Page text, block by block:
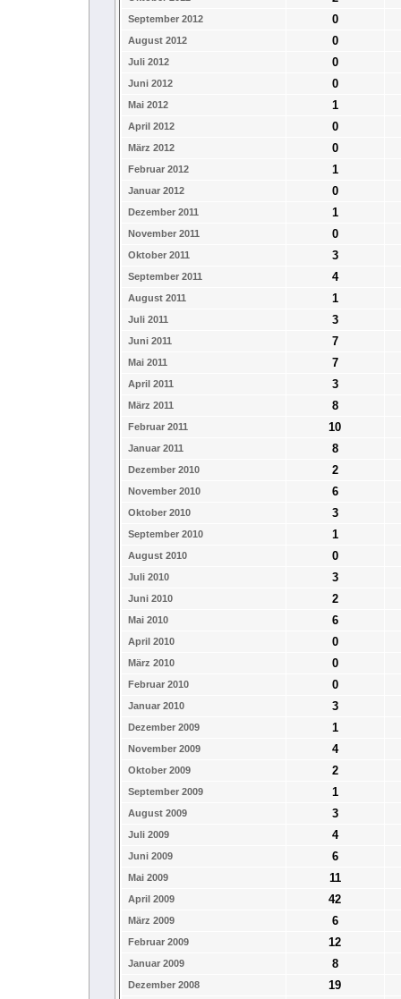
September 2012 0
August 2012 0
Juli 2012 0
Juni 2012 0
Mai 2012 1
April 2012 0
März 2012 0
Februar 2012 1
Januar 2012 0
Dezember 2011 1
November 2011 0
Oktober 2011 3
September 2011 4
August 2011 1
Juli 2011 3
Juni 2011 7
Mai 2011 7
April 2011 3
März 2011 8
Februar 2011 10
Januar 2011 8
Dezember 2010 2
November 2010 6
Oktober 2010 3
September 2010 1
August 2010 0
Juli 2010 3
Juni 2010 2
Mai 2010 6
April 2010 0
März 2010 0
Februar 2010 0
Januar 2010 3
Dezember 2009 1
November 2009 4
Oktober 2009 2
September 2009 1
August 2009 3
Juli 2009 4
Juni 2009 6
Mai 2009 11
April 2009 42
März 2009 6
Februar 2009 12
Januar 2009 8
Dezember 2008 19